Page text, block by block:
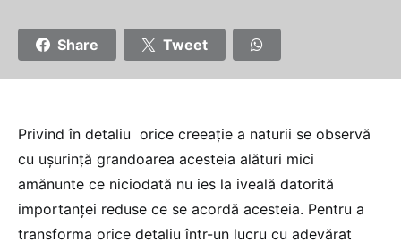
Share Tweet
Privind în detaliu orice creeaţie a naturii se observă
cu uşurinţă grandoarea acesteia alături mici
amănunte ce niciodată nu ies la iveală datorită
importanţei reduse ce se acordă acesteia. Pentru a
transforma orice detaliu într-un lucru cu adevărat